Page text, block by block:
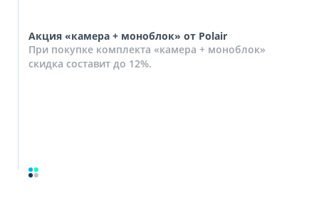
Акция «камера + моноблок» от Polair
При покупке комплекта «камера + моноблок»
скидка составит до 12%.